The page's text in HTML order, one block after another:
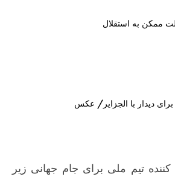
ممکن به استقلال
دیدار با الجزایر/ عکس
تیم ملی برای جام جهانی زیر